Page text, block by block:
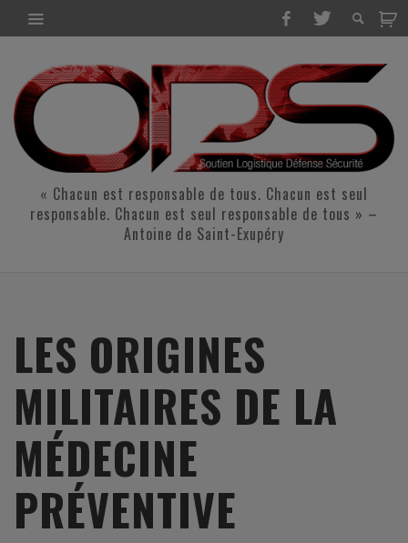
« Chacun est responsable de tous. Chacun est seul
responsable. Chacun est seul responsable de tous » –
Antoine de Saint-Exupéry
LES ORIGINES
MILITAIRES DE LA
MÉDECINE
PRÉVENTIVE